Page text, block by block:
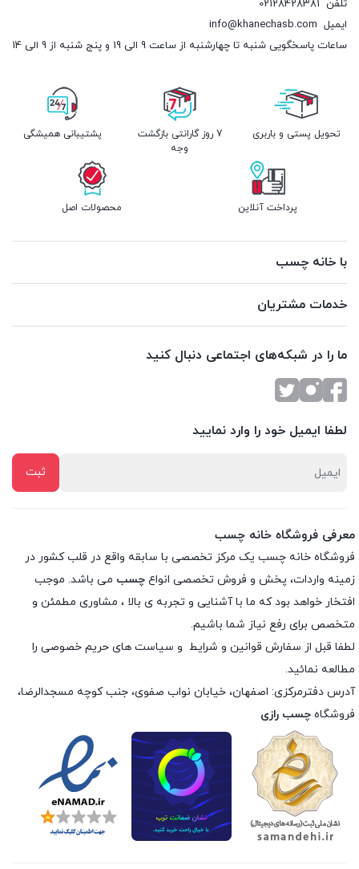
تلفن 02128428381
ایمیل info@khanechasb.com
ساعات پاسخگویی شنبه تا چهارشنبه از ساعت 9 الی 19 و پنج شنبه از 9 الی 14
تحویل پستی و باربری
7 روز گارانتی بازگشت
وجه
پشتیبانی همیشگی
پرداخت آنلاین محصولات اصل
با خانه چسب
خدمات مشتریان
ما را در شبکه‌های اجتماعی دنبال کنید
لطفا ایمیل خود را وارد نمایید
معرفی فروشگاه خانه چسب
فروشگاه خانه چسب یک مرکز تخصصی با سابقه واقع در قلب کشور در
زمینه واردات، پخش و فروش تخصصی انواع چسب می باشد. موجب
افتخار خواهد بود که ما با آشنایی و تجربه ی بالا ، مشاوری مطمئن و
متخصص برای رفع نیاز شما باشیم.
لطفا قبل از سفارش قوانین و شرایط و سیاست های حریم خصوصی را
مطالعه نمائید.
آدرس دفترمرکزی: اصفهان، خیابان نواب صفوی، جنب کوچه مسجدالرضا،
فروشگاه چسب رازی